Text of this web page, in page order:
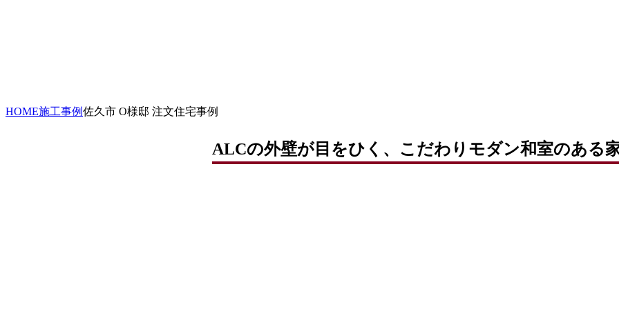
HOME施工事例佐久市 O様邸 注文住宅事例
ALCの外壁が目をひく、こだわりモダン和室のある